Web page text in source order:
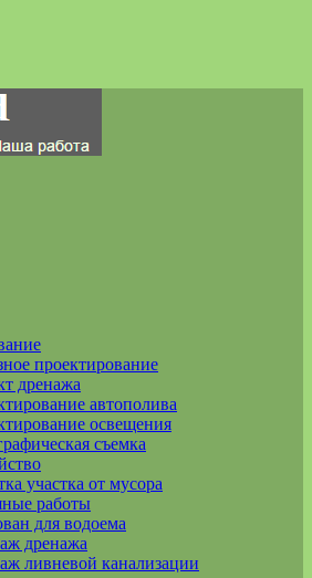
проектирование
дренажа
автополива
освещения
съемка
участка от мусора
работы
для водоема
дренажа
ливневой канализации